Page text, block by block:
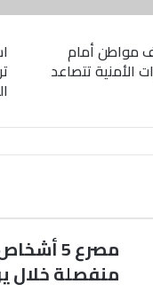
مواطن أمام
الأمنية تتصاعد
مصرع 5
منفصلة خلال